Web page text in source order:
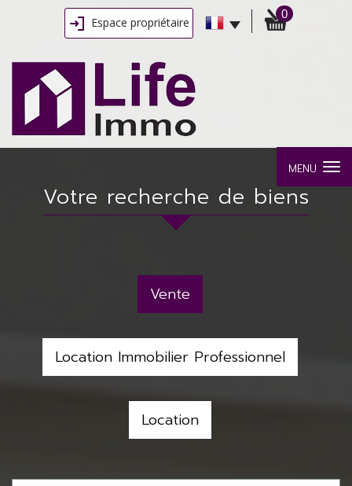
Espace propriétaire
0
MENU
Votre recherche de biens
Vente
Location Immobilier Professionnel
Location